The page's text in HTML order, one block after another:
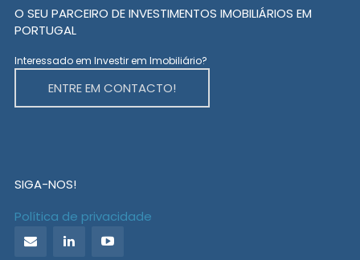
O SEU PARCEIRO DE INVESTIMENTOS IMOBILIÁRIOS EM
PORTUGAL
Interessado em Investir em Imobiliário?
ENTRE EM CONTACTO!
SIGA-NOS!
Política de privacidade